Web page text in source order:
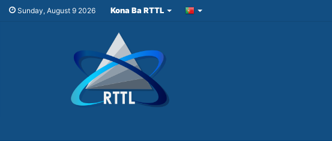
Sunday, August 9 2026 Kona Ba RTTL